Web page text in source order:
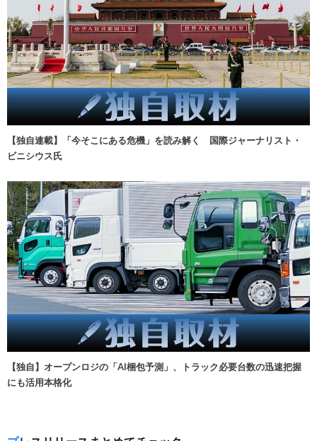
【独自連載】「今そこにある危機」を読み解く 国際ジャーナリスト・
ビニシウス氏
【独自】オープンロジの「AI梱包予測」、トラック必要台数の迅速把握
にも活用本格化